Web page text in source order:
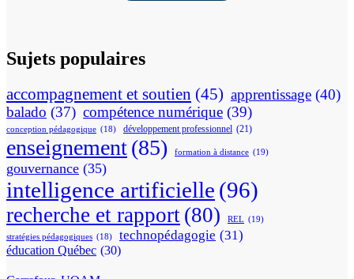
Sujets populaires
accompagnement et soutien (45) apprentissage (40)
balado (37) compétence numérique (39)
conception pédagogique (18) développement professionnel (21)
enseignement(85) formation à distance (19)
gouvernance (35)
intelligence artificielle (96)
recherche et rapport (80) REL (19)
stratégies pédagogiques (18) technopédagogie (31)
éducation Québec (30)